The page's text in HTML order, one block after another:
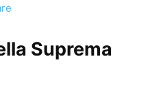
Suprema